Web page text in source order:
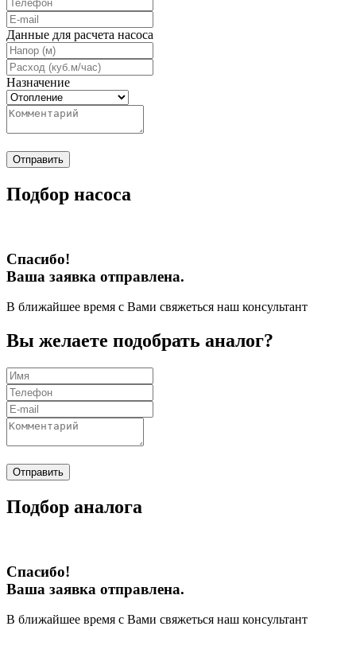
Данные для расчета насоса
Назначение
Отправить
Подбор насоса
Спасибо!
Ваша заявка отправлена.
В ближайшее время с Вами свяжеться наш консультант
Вы желаете подобрать аналог?
Отправить
Подбор аналога
Спасибо!
Ваша заявка отправлена.
В ближайшее время с Вами свяжеться наш консультант